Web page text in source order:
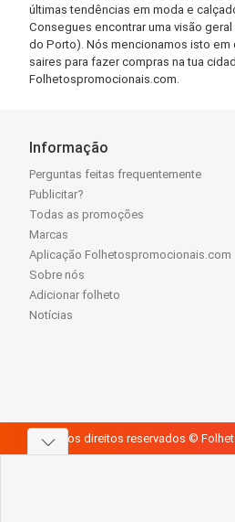
últimas tendências em moda e
Consegues encontrar uma visão
do Porto). Nós mencionamos isto
saires para fazer compras na tua
Folhetospromocionais.com.
Informação
Perguntas feitas frequentemente
Publicitar?
Todas as promoções
Marcas
Aplicação Folhetospromocionais.com
Sobre nós
Adicionar folheto
Notícias
Todos os direitos reservados ©